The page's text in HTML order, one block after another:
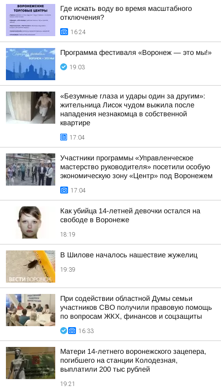
Где искать воду во время масштабного
отключения?
16:24
Программа фестиваля «Воронеж — это мы!»
19:03
«Безумные глаза и удары один за другим»:
жительница Лисок чудом выжила после
нападения незнакомца в собственной
квартире
17:04
Участники программы «Управленческое
мастерство руководителя» посетили особую
экономическую зону «Центр» под Воронежем
17:04
Как убийца 14-летней девочки остался на
свободе в Воронеже
18:19
В Шилове началось нашествие жужелиц
19:39
При содействии областной Думы семьи
участников СВО получили правовую помощь
по вопросам ЖКХ, финансов и соцзащиты
16:33
Матери 14-летнего воронежского зацепера,
погибшего на станции Колодезная,
выплатили 200 тыс рублей
19:21